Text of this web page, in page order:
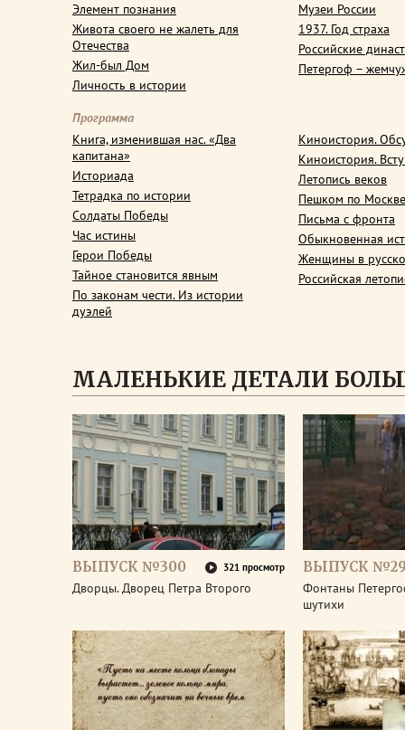
Элемент познания
Живота своего не жалеть для
Отечества
Жил-был Дом
Личность в истории
Музеи России
1937. Год страха
Российские
Петергоф –
Программа
Книга, изменившая нас. «Два
капитана»
Историада
Тетрадка по истории
Солдаты Победы
Час истины
Герои Победы
Тайное становится явным
По законам чести. Из истории
дуэлей
Киноистория.
Киноистория.
Летопись веков
Пешком по Москве
Письма с фронта
Обыкновенная
Женщины в
Российская
МАЛЕНЬКИЕ ДЕТАЛИ
ВЫПУСК №300 321 просмотр
Дворцы. Дворец Петра Второго
ВЫПУСК
Фонтаны
шутихи